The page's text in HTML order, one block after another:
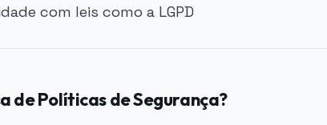
com leis como a LGPD
de Políticas de Segurança?